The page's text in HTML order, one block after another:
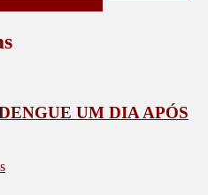
UM DIA APÓS